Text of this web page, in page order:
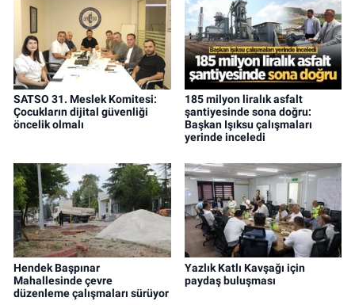
SATSO 31. Meslek Komitesi:
Çocukların dijital güvenliği
öncelik olmalı
185 milyon liralık asfalt
şantiyesinde sona doğru:
Başkan Işıksu çalışmaları
yerinde inceledi
Hendek Başpınar
Mahallesinde çevre
düzenleme çalışmaları sürüyor
Yazlık Katlı Kavşağı için
paydaş buluşması